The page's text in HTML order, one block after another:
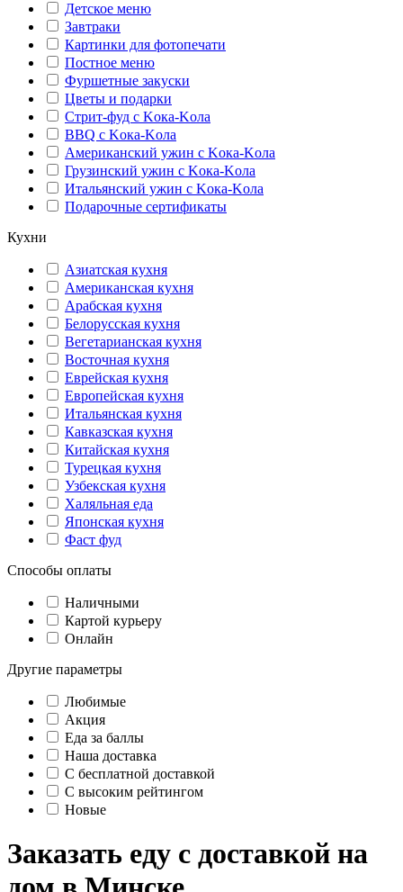
Детское меню
Завтраки
Картинки для фотопечати
Постное меню
Фуршетные закуски
Цветы и подарки
Стрит-фуд с Kока-Kола
BBQ с Kока-Kола
Американский ужин с Kока-Kола
Грузинский ужин с Kока-Kола
Итальянский ужин с Kока-Kола
Подарочные сертификаты
Кухни
Азиатская кухня
Американская кухня
Арабская кухня
Белорусская кухня
Вегетарианская кухня
Восточная кухня
Еврейская кухня
Европейская кухня
Итальянская кухня
Кавказская кухня
Китайская кухня
Турецкая кухня
Узбекская кухня
Халяльная еда
Японская кухня
Фаст фуд
Способы оплаты
Наличными
Картой курьеру
Онлайн
Другие параметры
Любимые
Акция
Еда за баллы
Наша доставка
C бесплатной доставкой
С высоким рейтингом
Новые
Заказать еду с доставкой на